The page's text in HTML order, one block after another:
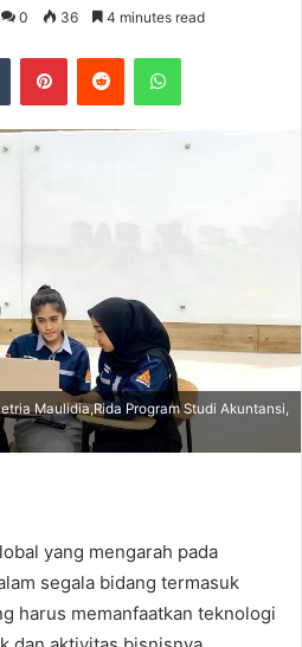
0 36 4 minutes read
Maulidia,Rida Program Studi Akuntansi,
yang mengarah pada
segala bidang termasuk
harus memanfaatkan teknologi